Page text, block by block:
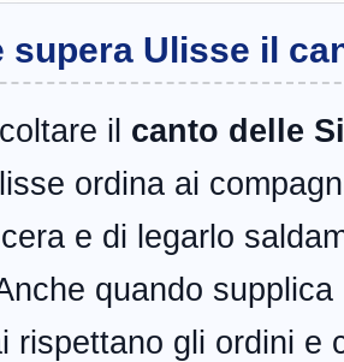
supera Ulisse il
il canto delle
ordina ai
e di legarlo
quando
rispettano gli ordini e